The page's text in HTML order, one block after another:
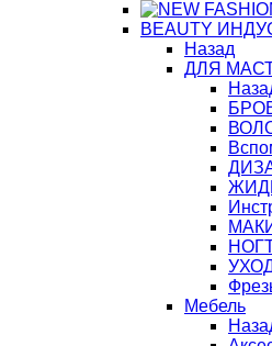
BЕАUTY
Назад
ДЛЯ
Мебель